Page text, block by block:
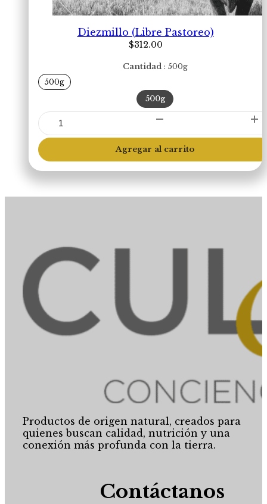
Diezmillo (Libre Pastoreo)
$312.00
Cantidad 500g
500g
500g
Diezmillo
(Libre
Pastoreo)
cantidad
Agregar al carrito
Productos de origen natural, creados para
quienes buscan calidad, nutrición y una
conexión más profunda con la tierra.
Contáctanos